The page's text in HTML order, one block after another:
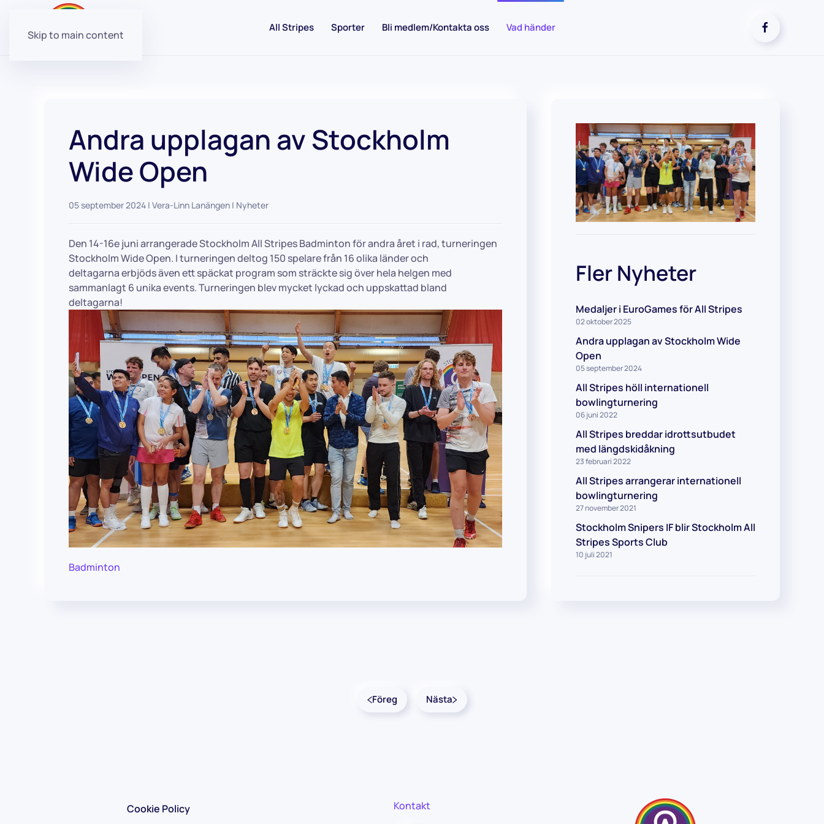
Skip to main content
All Stripes Sporter Bli medlem/Kontakta oss Vad händer
Andra upplagan av Stockholm
Wide Open
05 september 2024 | Vera-Linn Lanängen | Nyheter
Den 14-16e juni arrangerade Stockholm All Stripes Badminton för andra året i rad, turneringen
Stockholm Wide Open. I turneringen deltog 150 spelare från 16 olika länder och
deltagarna erbjöds även ett späckat program som sträckte sig över hela helgen med
sammanlagt 6 unika events. Turneringen blev mycket lyckad och uppskattad bland
deltagarna!
Badminton
Fler Nyheter
Medaljer i EuroGames för All Stripes
02 oktober 2025
Andra upplagan av Stockholm Wide
Open
05 september 2024
All Stripes höll internationell
bowlingturnering
06 juni 2022
All Stripes breddar idrottsutbudet
med längdskidåkning
23 februari 2022
All Stripes arrangerar internationell
bowlingturnering
27 november 2021
Stockholm Snipers IF blir Stockholm All
Stripes Sports Club
10 juli 2021
Föreg Nästa
Cookie Policy
Kontakt